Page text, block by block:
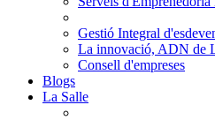
Gestió Integral
La innovació, ADN de
Consell d'empreses
Blogs
La Salle